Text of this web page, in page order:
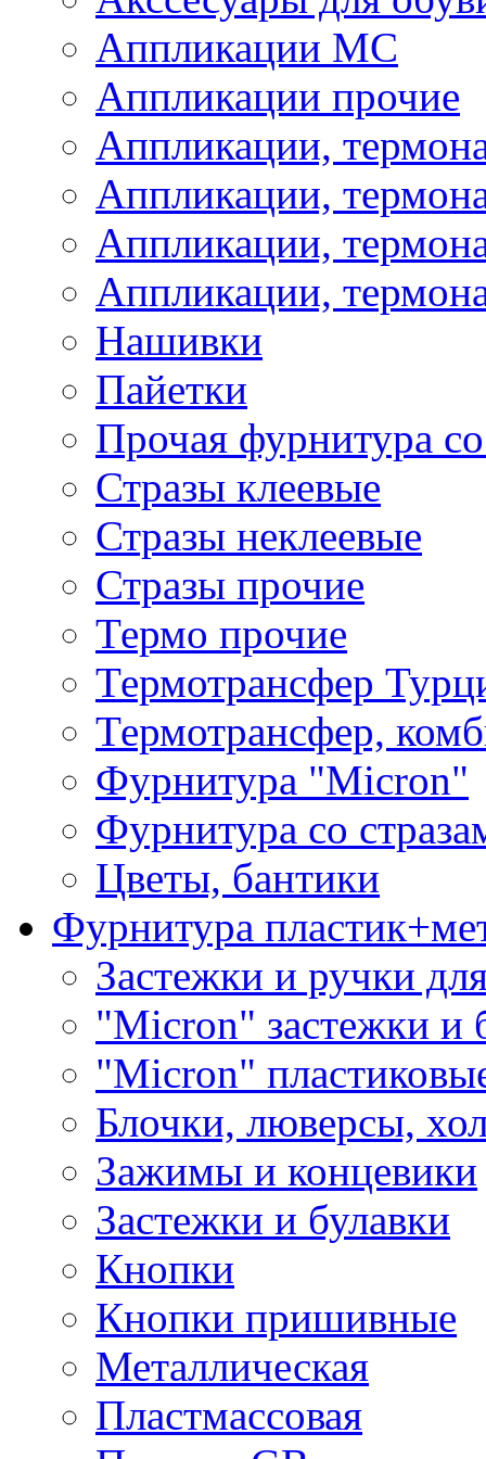
Аппликации МС
Аппликации прочие
Аппликации,
Аппликации,
Аппликации,
Аппликации,
Нашивки
Пайетки
Прочая фурнитура
Стразы клеевые
Стразы неклеевые
Стразы прочие
Термо прочие
Термотрансфер
Термотрансфер,
Фурнитура "Micron"
Фурнитура со
Цветы, бантики
Фурнитура
Застежки и ручки
"Micron" застежки и
"Micron"
Блочки, люверсы,
Зажимы и концевики
Застежки и булавки
Кнопки
Кнопки пришивные
Металлическая
Пластмассовая